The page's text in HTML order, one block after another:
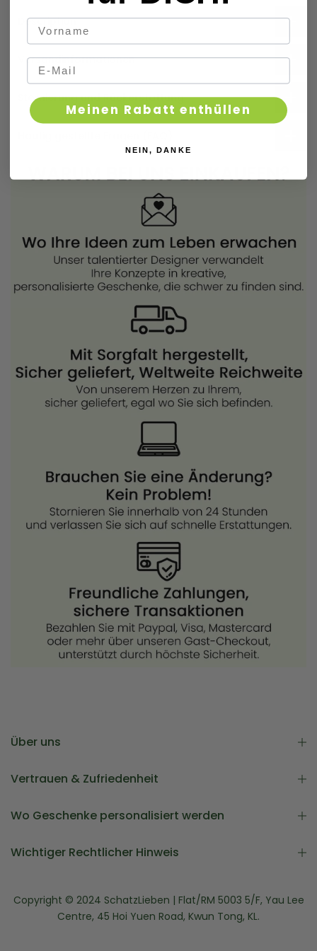
Description
Versandinformationen
Stornierung und Rückerstattung
Über uns
Vertrauen & Zufriedenheit
Wo Geschenke personalisiert werden
Wichtiger Rechtlicher Hinweis
Copyright © 2024 SchatzLieben | Flat/RM 5003 5/F, Yau Lee
Centre, 45 Hoi Yuen Road, Kwun Tong, KL.
Meinen Rabatt enthüllen
NEIN, DANKE